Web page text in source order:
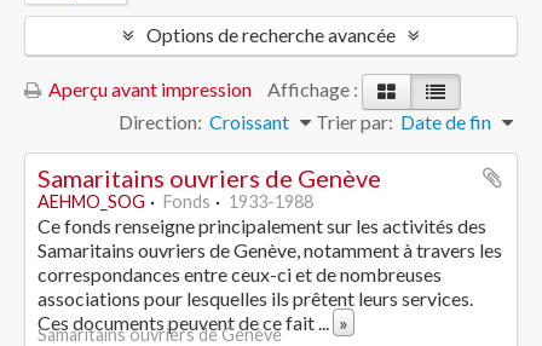
Options de recherche avancée
Aperçu avant impression
Affichage :
Trier par: Date de fin
Direction: Croissant
Samaritains ouvriers de Genève
AEHMO_SOG Fonds 1933-1988
Ce fonds renseigne principalement sur les activités des
Samaritains ouvriers de Genève, notamment à travers les
correspondances entre ceux-ci et de nombreuses
associations pour lesquelles ils prêtent leurs services.
Ces documents peuvent de ce fait... »
Samaritains ouvriers de Genève